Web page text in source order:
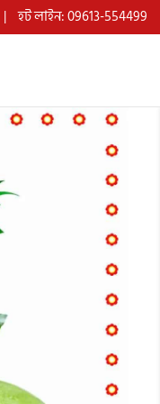
| হট লাইন: 09613-554499